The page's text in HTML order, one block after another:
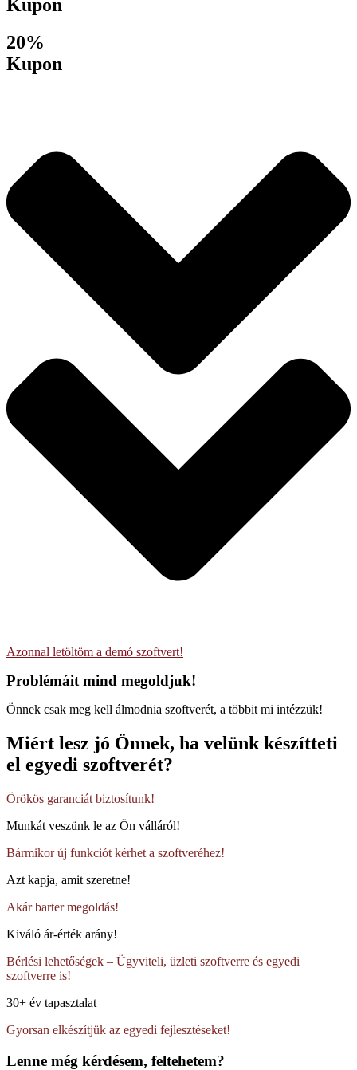
Kupon
20%
Kupon
Azonnal letöltöm a demó szoftvert!
Problémáit mind megoldjuk!
Önnek csak meg kell álmodnia szoftverét, a többit mi intézzük!
Miért lesz jó Önnek, ha velünk készítteti
el egyedi szoftverét?
Örökös garanciát biztosítunk!
Munkát veszünk le az Ön válláról!
Bármikor új funkciót kérhet a szoftveréhez!
Azt kapja, amit szeretne!
Akár barter megoldás!
Kiváló ár-érték arány!
Bérlési lehetőségek – Ügyviteli, üzleti szoftverre és egyedi
szoftverre is!
30+ év tapasztalat
Gyorsan elkészítjük az egyedi fejlesztéseket!
Lenne még kérdésem, feltehetem?